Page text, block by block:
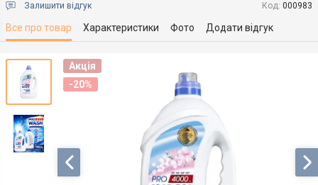
Залишити відгук Код: 000983
Все про товар Характеристики Фото Додати відгук
Акція
-20%
Акція
-20%